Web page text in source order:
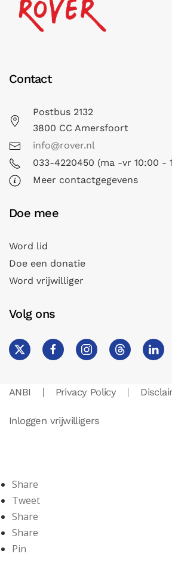
Contact
Postbus 2132
3800 CC Amersfoort
info@rover.nl
033-4220450 (ma -vr 10:00 -
Meer contactgegevens
Doe mee
Word lid
Doe een donatie
Word vrijwilliger
Volg ons
ANBI Privacy Policy
Inloggen vrijwilligers
Share
Tweet
Share
Share
Pin